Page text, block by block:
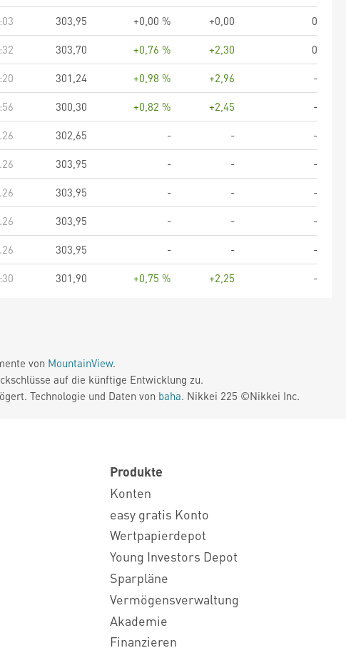
303,95 +0,00 % +0,00
0
303,70 +0,76 % +2,30
0
301,24 +0,98 % +2,96
-
300,30 +0,82 % +2,45
-
302,65 - -
-
303,95 - -
-
303,95 - -
-
303,95 - -
-
303,95 - -
-
301,90 +0,75 % +2,25 -
von MountainView.
auf die künftige Entwicklung zu.
Technologie und Daten von baha. Nikkei 225 ©Nikkei Inc.
Produkte
Konten
easy gratis Konto
Wertpapierdepot
Young Investors Depot
Sparpläne
Vermögensverwaltung
Akademie
Finanzieren